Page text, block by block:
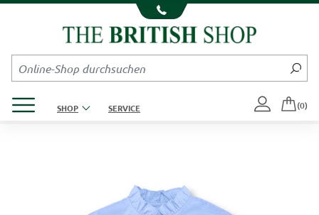
Kompletten Head der Seite überspringen
SHOP SERVICE (0)